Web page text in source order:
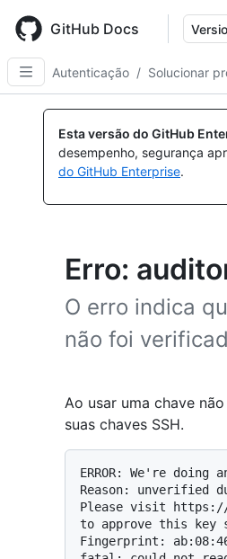
main
content
GitHub Docs
Autenticação / Solucionar
Esta versão do GitHub
desempenho, segurança
do GitHub Enterprise.
Erro:
O erro indica
não foi
Ao usar uma chave
suas chaves SSH.
ERROR: We're doing
Reason: unverified
Please visit https://
to approve this key
Fingerprint: